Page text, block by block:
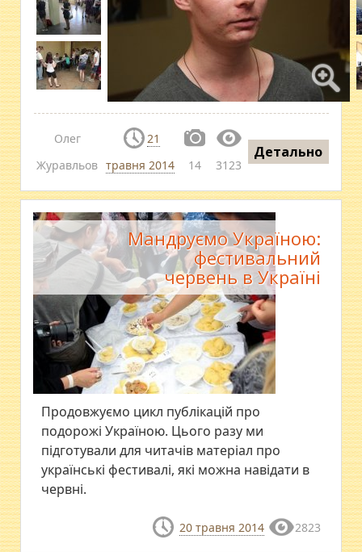
Олег
Журавльов
21
травня 2014
14 3123
Детально
Мандруємо Україною:
фестивальний
червень в Україні
Продовжуємо цикл публікацій про
подорожі Україною. Цього разу ми
підготували для читачів матеріал про
українські фестивалі, які можна навідати в
червні.
20 травня 2014 2823